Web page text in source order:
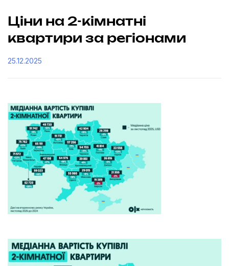
Ціни на 2-кімнатні
квартири за регіонами
25.12.2025